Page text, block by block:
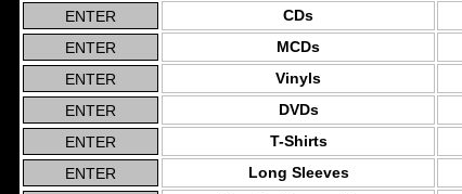
CDs
MCDs
Vinyls
DVDs
T-Shirts
Long Sleeves